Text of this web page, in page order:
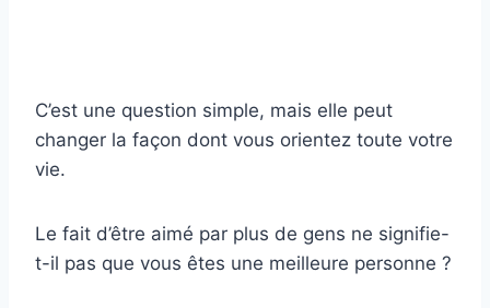
C’est une question simple, mais elle peut
changer la façon dont vous orientez toute votre
vie.
Le fait d’être aimé par plus de gens ne signifie-
t-il pas que vous êtes une meilleure personne ?